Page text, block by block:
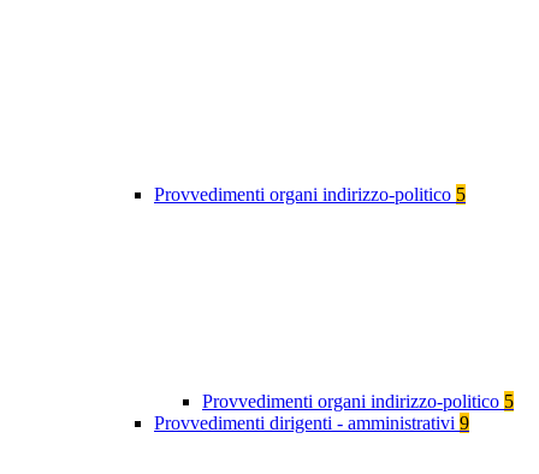
Provvedimenti organi indirizzo-politico 5
Provvedimenti organi indirizzo-politico 5
Provvedimenti dirigenti - amministrativi 9